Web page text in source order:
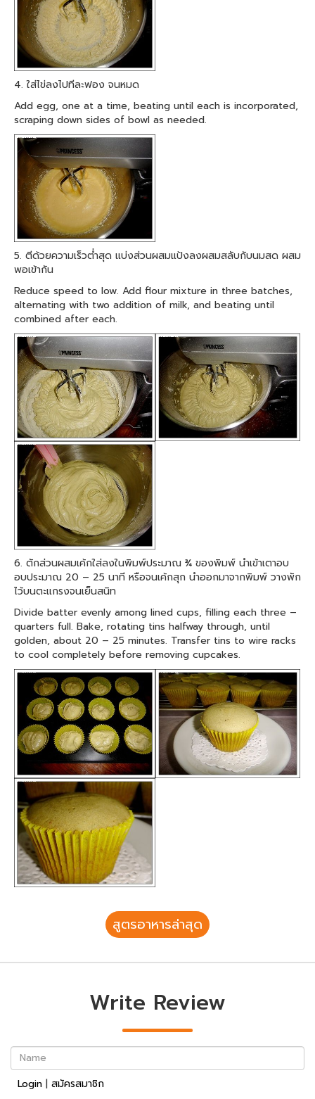
4. ใส่ไข่ลงไปทีละฟอง จนหมด
Add egg, one at a time, beating until each is incorporated,
scraping down sides of bowl as needed.
5. ตีด้วยความเร็วต่ำสุด แบ่งส่วนผสมแป้งลงผสมสลับกับนมสด ผสม
พอเข้ากัน
Reduce speed to low. Add flour mixture in three batches,
alternating with two addition of milk, and beating until
combined after each.
6. ตักส่วนผสมเค้กใส่ลงในพิมพ์ประมาณ ¾ ของพิมพ์ นำเข้าเตาอบ
อบประมาณ 20 – 25 นาที หรือจนเค้กสุก นำออกมาจากพิมพ์ วางพัก
ไว้บนตะแกรงจนเย็นสนิท
Divide batter evenly among lined cups, filling each three –
quarters full. Bake, rotating tins halfway through, until
golden, about 20 – 25 minutes. Transfer tins to wire racks
to cool completely before removing cupcakes.
สูตรอาหารล่าสุด
Write Review
Name
Login | สมัครสมาชิก